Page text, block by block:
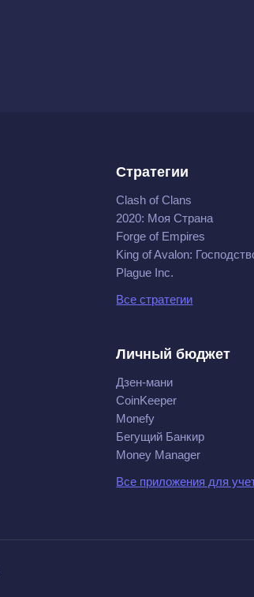
Стратегии
Clash of Clans
2020: Моя Cтрана
Forge of Empires
King of Avalon:
Plague Inc.
Все стратегии
Личный бюджет
Дзен-мани
CoinKeeper
Monefy
Бегущий Банкир
Money Manager
Все приложения для